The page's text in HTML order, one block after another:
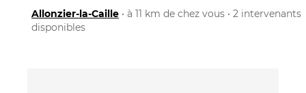
Allonzier-la-Caille • à 11 km de chez vous • 2 intervenants
disponibles